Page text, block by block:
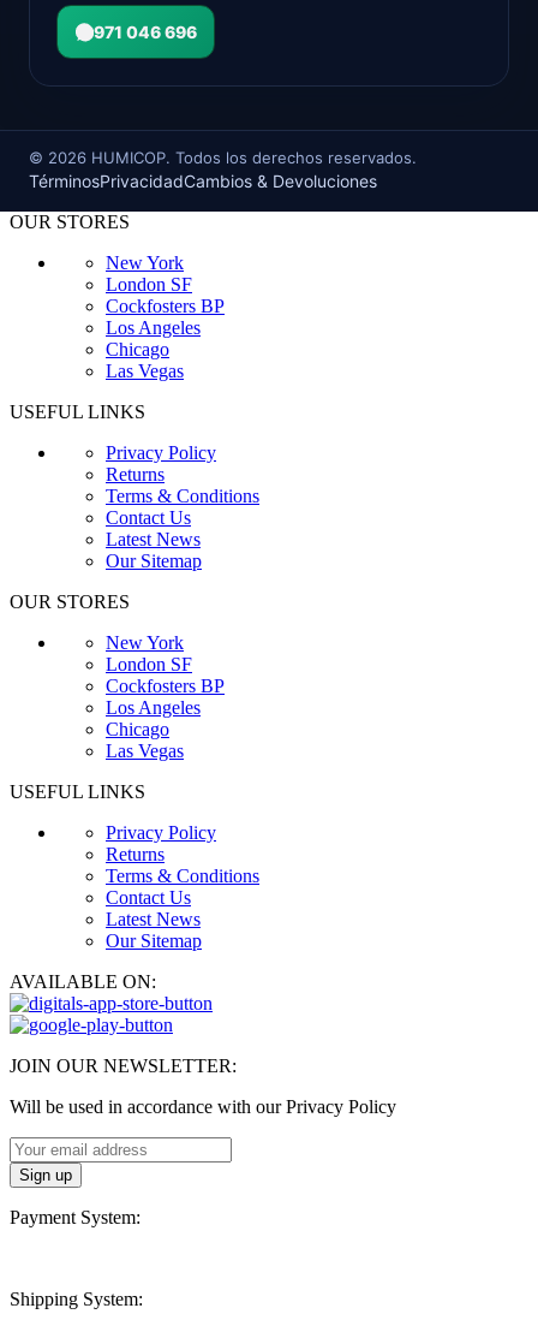
971 046 696
© 2026 HUMICOP. Todos los derechos reservados.
TérminosPrivacidadCambios & Devoluciones
OUR STORES
New York
London SF
Cockfosters BP
Los Angeles
Chicago
Las Vegas
USEFUL LINKS
Privacy Policy
Returns
Terms & Conditions
Contact Us
Latest News
Our Sitemap
OUR STORES
New York
London SF
Cockfosters BP
Los Angeles
Chicago
Las Vegas
USEFUL LINKS
Privacy Policy
Returns
Terms & Conditions
Contact Us
Latest News
Our Sitemap
AVAILABLE ON:
JOIN OUR NEWSLETTER:
Will be used in accordance with our Privacy Policy
Payment System:
Shipping System: